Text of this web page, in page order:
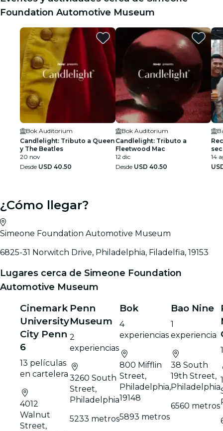
Foundation Automotive Museum
Bok Auditorium
Candlelight: Tributo a Queen
y The Beatles
20 nov
Desde USD 40.50
Bok Auditorium
Candlelight: Tributo a
Fleetwood Mac
12 dic
Desde USD 40.50
de
14
¿Cómo llegar?
Simeone Foundation Automotive Museum
6825-31 Norwitch Drive, Philadelphia, Filadelfia, 19153
Lugares cerca de Simeone Foundation
Automotive Museum
Cinemark
University
City Penn
6
13 películas
en cartelera
4012
Walnut
Street,
Penn
Museum
2
experiencias
3260 South
Street,
Philadelphia
5233 metros
Bok
4
experiencias
800 Mifflin
Street,
Philadelphia,
19148
5893 metros
Bao Nine
1
experiencia
38 South
19th Street,
Philadelphia
6560 metros